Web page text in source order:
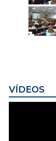
VÍDEOS